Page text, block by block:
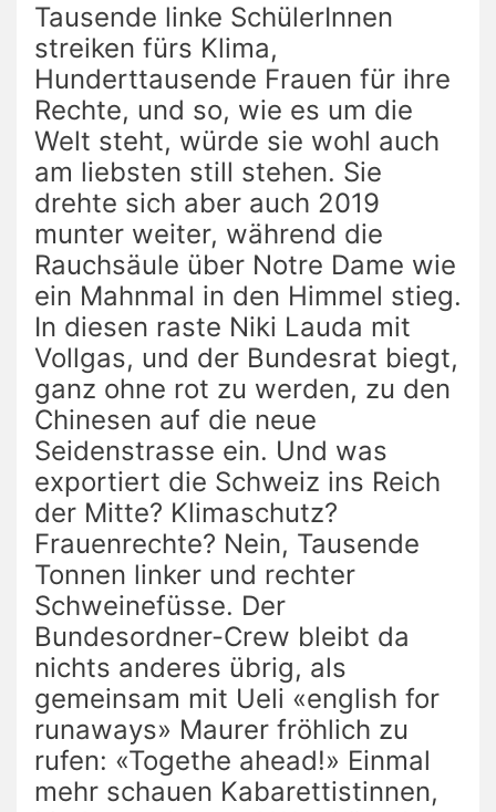
Tausende linke SchülerInnen
streiken fürs Klima,
Hunderttausende Frauen für ihre
Rechte, und so, wie es um die
Welt steht, würde sie wohl auch
am liebsten still stehen. Sie
drehte sich aber auch 2019
munter weiter, während die
Rauchsäule über Notre Dame wie
ein Mahnmal in den Himmel stieg.
In diesen raste Niki Lauda mit
Vollgas, und der Bundesrat biegt,
ganz ohne rot zu werden, zu den
Chinesen auf die neue
Seidenstrasse ein. Und was
exportiert die Schweiz ins Reich
der Mitte? Klimaschutz?
Frauenrechte? Nein, Tausende
Tonnen linker und rechter
Schweinefüsse. Der
Bundesordner-Crew bleibt da
nichts anderes übrig, als
gemeinsam mit Ueli «english for
runaways» Maurer fröhlich zu
rufen: «Togethe ahead!» Einmal
mehr schauen Kabarettistinnen,